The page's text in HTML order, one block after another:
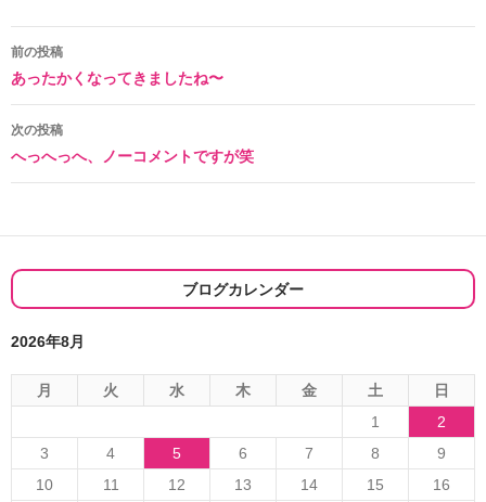
投
稿
ナ
ビ
ー
シ
ョ
ン
前の投稿
あったかくなってきましたね〜
次の投稿
へっへっへ、ノーコメントですが笑
ブログカレンダー
2026年8月
月 火 水 木 金 土
日
1
2
3
4 5 6 7 8
9
10
11 12 13 14 15
16